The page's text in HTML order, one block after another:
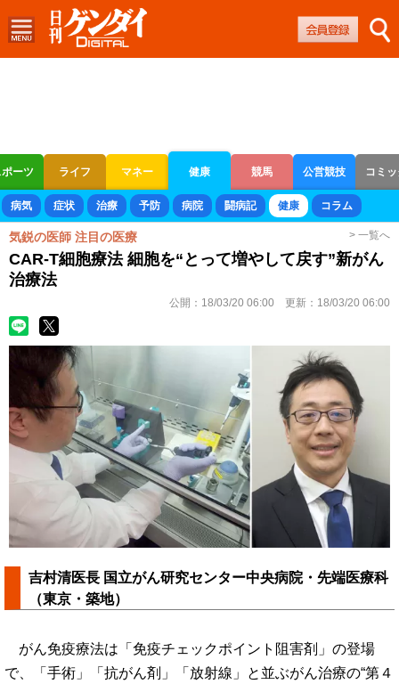
ーツ ライフ マネー 健康 競馬 公営競技 コミ
ボートレース 競輪 オートレース
病気 症状 治療 予防 病院 闘病記 健康 コラム
気鋭の医師 注目の医療 > 一覧へ
CAR-T細胞療法 細胞を“とって増やして戻す”新がん
治療法
公開： 18/03/20 06:00 更新： 18/03/20 06:00
吉村清医長 国立がん研究センター中央病院・先端医療科
（東京・築地）
がん免疫療法は「免疫チェックポイント阻害剤」の登場
で、「手術」「抗がん剤」「放射線」と並ぶがん治療の“第４